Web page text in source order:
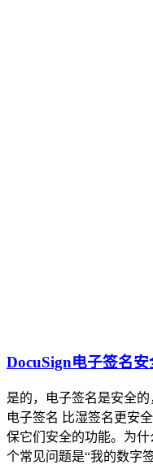
DocuSign电子签名安
是的，电子签名是安全
电子签名 比湿签名更安
保它们安全的功能。为
个常见问题是“我的数字